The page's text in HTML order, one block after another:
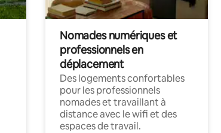
Nomades numériques et
professionnels en
déplacement
Des logements confortables
pour les professionnels
nomades et travaillant à
distance avec le wifi et des
espaces de travail.